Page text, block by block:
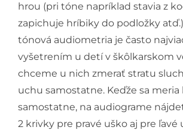
hrou (pri tóne napríklad stavia z
zapichuje hríbiky do podložky
tónová audiometria je často
vyšetrením u detí v škôlkarskom
chceme u nich zmerať stratu
uchu samostatne. Keďže sa meria
samostatne, na audiograme
2 krivky pre pravé uško aj pre ľavé